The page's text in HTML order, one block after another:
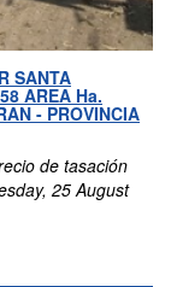
SANTA
AREA Ha.
- PROVINCIA
de tasación
25 August